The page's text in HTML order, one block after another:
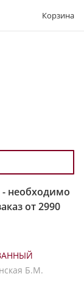
Корзина
- необходимо
от 2990
Б.М.